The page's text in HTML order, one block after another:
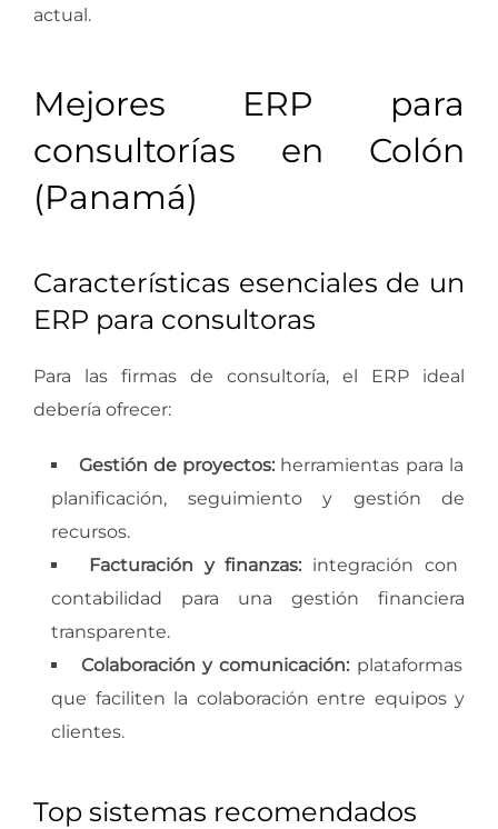
actual.
Mejores ERP para
consultorías en Colón
(Panamá)
Características esenciales de un
ERP para consultoras
Para las firmas de consultoría, el ERP ideal
debería ofrecer:
Gestión de proyectos: herramientas para la
planificación, seguimiento y gestión de
recursos.
Facturación y finanzas: integración con
contabilidad para una gestión financiera
transparente.
Colaboración y comunicación: plataformas
que faciliten la colaboración entre equipos y
clientes.
Top sistemas recomendados